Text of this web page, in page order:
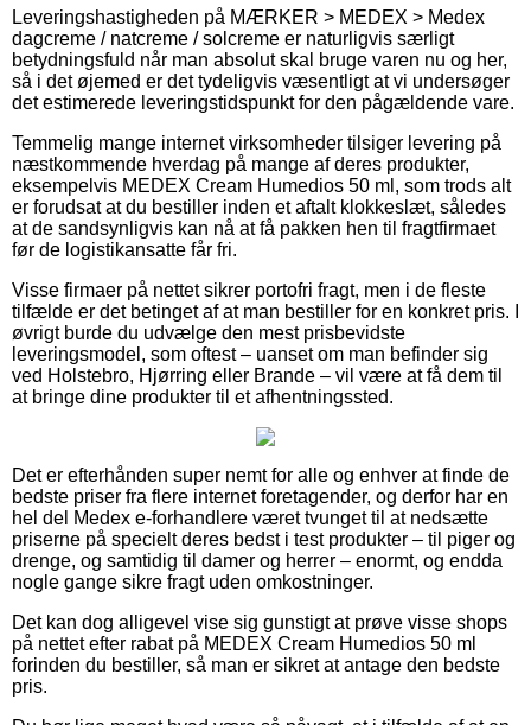
Leveringshastigheden på MÆRKER > MEDEX > Medex
dagcreme / natcreme / solcreme er naturligvis særligt
betydningsfuld når man absolut skal bruge varen nu og her,
så i det øjemed er det tydeligvis væsentligt at vi undersøger
det estimerede leveringstidspunkt for den pågældende vare.
Temmelig mange internet virksomheder tilsiger levering på
næstkommende hverdag på mange af deres produkter,
eksempelvis MEDEX Cream Humedios 50 ml, som trods alt
er forudsat at du bestiller inden et aftalt klokkeslæt, således
at de sandsynligvis kan nå at få pakken hen til fragtfirmaet
før de logistikansatte får fri.
Visse firmaer på nettet sikrer portofri fragt, men i de fleste
tilfælde er det betinget af at man bestiller for en konkret pris. I
øvrigt burde du udvælge den mest prisbevidste
leveringsmodel, som oftest – uanset om man befinder sig
ved Holstebro, Hjørring eller Brande – vil være at få dem til
at bringe dine produkter til et afhentningssted.
Det er efterhånden super nemt for alle og enhver at finde de
bedste priser fra flere internet foretagender, og derfor har en
hel del Medex e-forhandlere været tvunget til at nedsætte
priserne på specielt deres bedst i test produkter – til piger og
drenge, og samtidig til damer og herrer – enormt, og endda
nogle gange sikre fragt uden omkostninger.
Det kan dog alligevel vise sig gunstigt at prøve visse shops
på nettet efter rabat på MEDEX Cream Humedios 50 ml
forinden du bestiller, så man er sikret at antage den bedste
pris.